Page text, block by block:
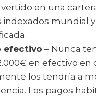
en una
indexados mundial
efectivo – Nunca
en efectivo en
los tendría a
Los pagos